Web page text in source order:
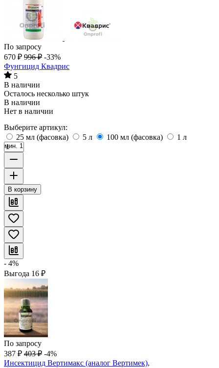
По запросу
670 ₽ 996 ₽ -33%
Фунгицид Квадрис
5
В наличии
Осталось несколько штук
В наличии
Нет в наличии
Выберите артикул:
25 мл (фасовка)
5 л 100 мл (фасовка) 1 л
мин. 1
В корзину
- 4%
Выгода 16 ₽
По запросу
387 ₽ 403 ₽ -4%
Инсектицид Вертимакс (аналог Вертимек),